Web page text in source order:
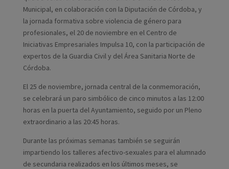
Municipal, en colaboración con la Diputación de Córdoba, y
la jornada formativa sobre violencia de género para
profesionales, el 20 de noviembre en el Centro de
Iniciativas Empresariales Impulsa 10, con la participación de
expertos de la Guardia Civil y del Área Sanitaria Norte de
Córdoba.
El 25 de noviembre, jornada central de la conmemoración,
se celebrará un paro simbólico de cinco minutos a las 12:00
horas en la puerta del Ayuntamiento, seguido por un Pleno
extraordinario a las 20:45 horas.
Durante las próximas semanas también se seguirán
impartiendo los talleres afectivo-sexuales para el alumnado
de secundaria realizados en los últimos meses, se